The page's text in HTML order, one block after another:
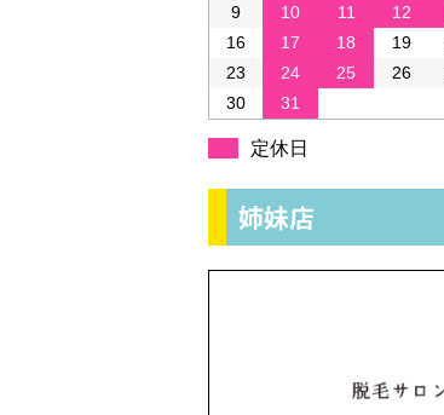
9
10 11 12
16
17 18 19
23
24 25 26
30
31
定休日
姉妹店